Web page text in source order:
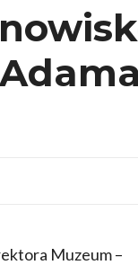
Muzeum –